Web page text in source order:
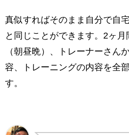
真似すればそのまま自分で自
と同じことができます。2ヶ
（朝昼晩）、トレーナーさん
容、トレーニングの内容を全
す。